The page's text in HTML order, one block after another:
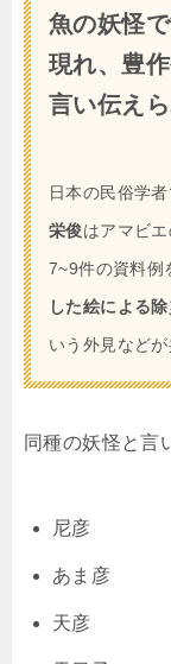
魚の妖怪
現れ、豊
言い伝えら
日本の民俗学
栄俊はアマビ
7~9件の資料例
した絵による除
いう外見などが
同種の妖怪と言
尼彦
あま彦
天彦